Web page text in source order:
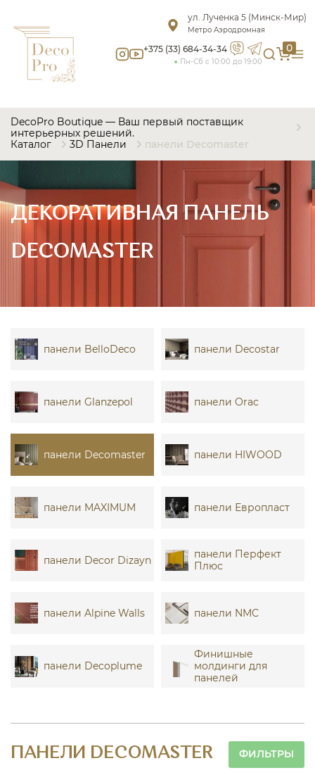
ул. Лученка 5 (Минск-Мир)
Метро Аэродромная
+375 (33) 684-34-34
Пн-Сб с 10:00 до 19:00
0
DecoPro Boutique — Ваш первый поставщик
интерьерных решений.
Каталог
3D Панели панели Decomaster
ДЕКОРАТИВНАЯ ПАНЕЛЬ
DECOMASTER
панели BelloDeco панели Decostar
панели Glanzepol панели Orac
панели Decomaster панели HIWOOD
панели MAXIMUM панели Европласт
панели Decor Dizayn
панели Перфект
Плюс
панели Alpine Walls панели NMC
панели Decoplume
Финишные
молдинги для
панелей
ПАНЕЛИ DECOMASTER ФИЛЬТРЫ